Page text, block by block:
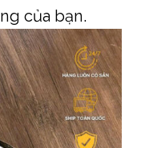
của bạn.